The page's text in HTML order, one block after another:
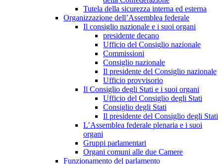
Tutela della sicurezza interna ed esterna
Organizzazione dell’Assemblea federale
Il consiglio nazionale e i suoi organi
presidente decano
Ufficio del Consiglio nazionale
Commissioni
Consiglio nazionale
Il presidente del Consiglio nazionale
Ufficio provvisorio
Il Consiglio degli Stati e i suoi organi
Ufficio del Consiglio degli Stati
Consiglio degli Stati
Il presidente del Consiglio degli Stati
L’Assemblea federale plenaria e i suoi
organi
Gruppi parlamentari
Organi comuni alle due Camere
Funzionamento del parlamento